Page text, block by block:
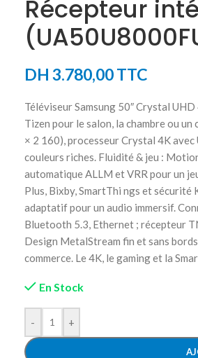
Récepteur
DH 3.780,00TTC
Téléviseur Samsung 50″ Crystal
Tizen pour le salon, la chambre ou
× 2 160), processeur Crystal 4K
couleurs riches. Fluidité & jeu :
automatique ALLM et VRR pour un
Plus, Bixby, SmartThi ngs et sécurité
adaptatif pour un audio immersif.
Bluetooth 5.3, Ethernet ; récepteur
Design MetalStream fin et sans
commerce. Le 4K, le gaming et la
En Stock
- +